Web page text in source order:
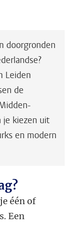
doorgronden
Leiden
de
je kiezen uit
en modern
één of
Een